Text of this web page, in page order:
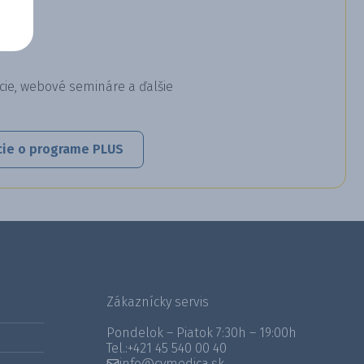
webové semináre a ďalšie
o programe PLUS
Zákaznícky servis
Pondelok – Piatok 7:30h – 19:00h
Tel.:+421 45 540 00 40